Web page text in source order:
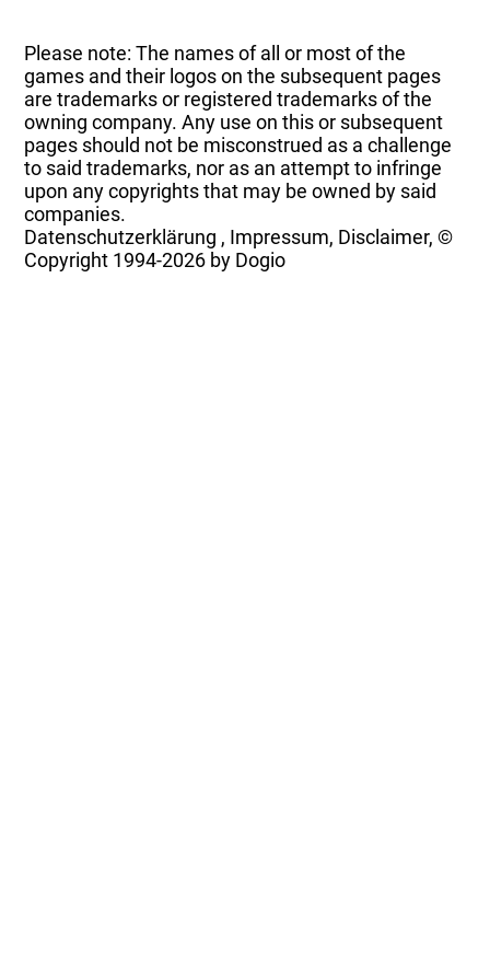
Please note: The names of all or most of the
games and their logos on the subsequent pages
are trademarks or registered trademarks of the
owning company. Any use on this or subsequent
pages should not be misconstrued as a challenge
to said trademarks, nor as an attempt to infringe
upon any copyrights that may be owned by said
companies.
Datenschutzerklärung , Impressum, Disclaimer, ©
Copyright 1994-2026 by Dogio